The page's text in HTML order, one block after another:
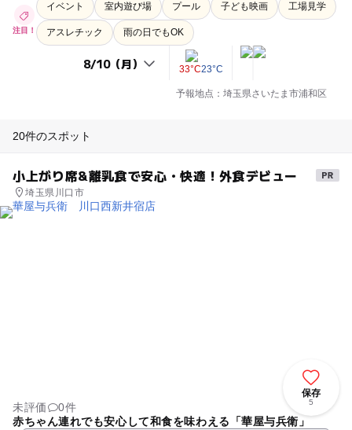
注目！
イベント 室内遊び場 プール 子ども映画 工場見学
アスレチック 雨の日でもOK
33°C23°C
予報地点：埼玉県さいたま市浦和区
20件のスポット
小上がり席&離乳食で安心・快適！外食デビュー
埼玉県川口市
保存
5
未評価
0件
赤ちゃん連れでも安心して和食を味わえる「華屋与兵衛」